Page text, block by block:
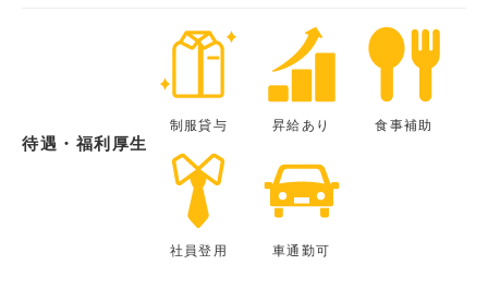
待遇・福利厚生
制服貸与 昇給あり 食事補助
社員登用 車通勤可